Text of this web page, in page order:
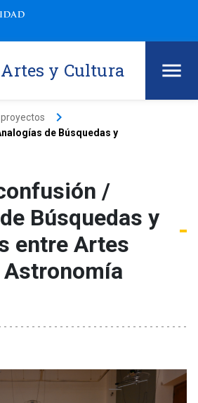
y Cultura
keyboard_arrow_right
de Búsquedas y
/
Búsquedas y
entre Artes